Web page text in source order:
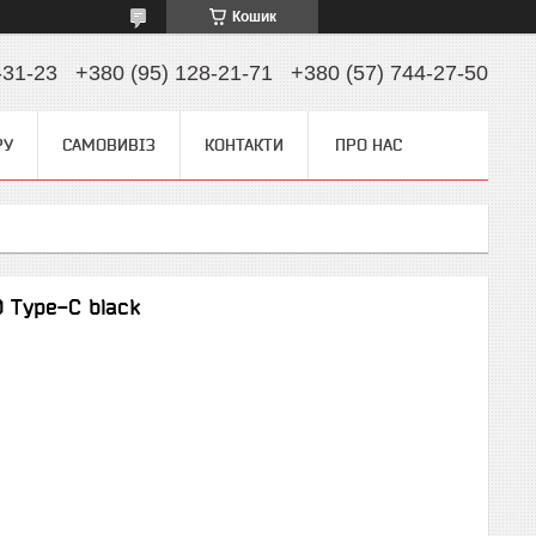
Кошик
23 +380 (95) 128-21-71 +380 (57) 744-27-50
САМОВИВІЗ КОНТАКТИ ПРО НАС
Type-C black